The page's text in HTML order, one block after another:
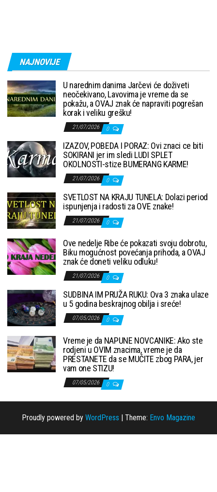
NAJNOVIJE
U narednim danima Jarčevi će doživeti
neočekivano, Lavovima je vreme da se
pokažu, a OVAJ znak će napraviti pogrešan
korak i veliku grešku!
21/07/2026 0
IZAZOV, POBEDA I PORAZ: Ovi znaci ce biti
SOKIRANI jer im sledi LUDI SPLET
OKOLNOSTI-stize BUMERANG KARME!
21/07/2026 0
SVETLOST NA KRAJU TUNELA: Dolazi period
ispunjenja i radosti za OVE znake!
21/07/2026 0
Ove nedelje Ribe će pokazati svoju dobrotu,
Biku mogućnost povećanja prihoda, a OVAJ
znak će doneti veliku odluku!
21/07/2026 0
SUDBINA IM PRUŽA RUKU: Ova 3 znaka ulaze
u 5 godina beskrajnog obilja i sreće!
07/05/2026 0
Vreme je da NAPUNE NOVCANIKE: Ako ste
rodjeni u OVIM znacima, vreme je da
PRESTANETE da se MUČITE zbog PARA, jer
vam one STIZU!
07/05/2026 0
Proudly powered by WordPress Theme: Envo Magazine